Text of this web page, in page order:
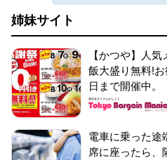
姉妹サイト
【かつや】人
飯大盛り無料!
日まで開催中。
電車に乗った途
席に座ったら、